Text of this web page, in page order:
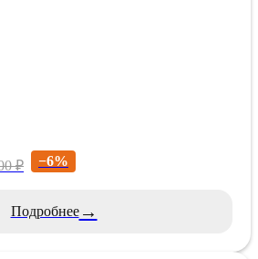
₽ −6%
Подробнее→